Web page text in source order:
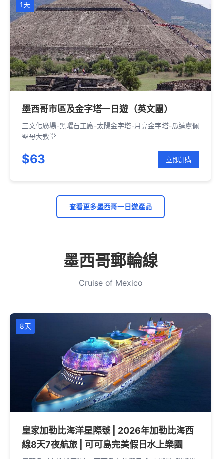
1天
墨西哥市區及金字塔一日遊（英文團）
三文化廣場-黑曜石工廠-太陽金字塔-月亮金字塔-瓜達盧佩
聖母大教堂
$63 立即訂購
查看更多墨西哥一日遊產品
墨西哥郵輪線
Cruise of Mexico
8天
皇家加勒比海洋星際號 | 2026年加勒比海西
線8天7夜航旅 | 可可島完美假日水上樂園